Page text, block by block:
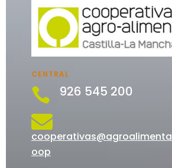
CENTRAL
 926 545 200

oop